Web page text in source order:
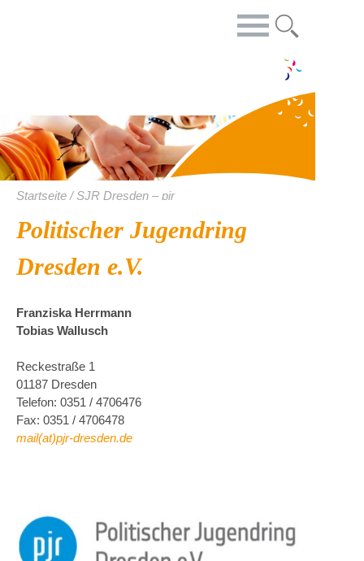
Politischer Jugendring
Dresden e.V.
Franziska Herrmann
Tobias Wallusch
Reckestraße 1
01187 Dresden
Telefon: 0351 / 4706476
Fax: 0351 / 4706478
mail(at)pjr-dresden.de
Startseite / SJR Dresden – pjr